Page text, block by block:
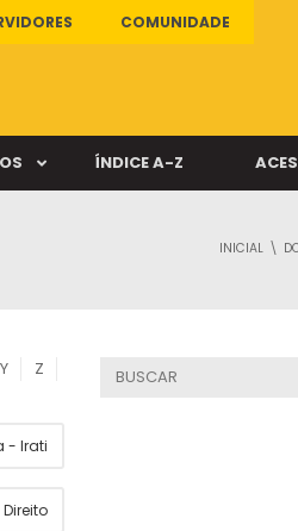
COMUNIDADE
ÍNDICE A-Z
INICIAL
Y Z
- Irati
Direito